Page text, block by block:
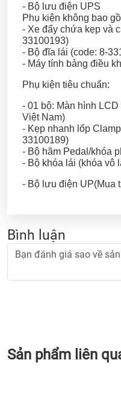
- Bộ lưu điện UPS
Phụ kiện không bao
- Xe đẩy chứa kẹp và
33100193)
- Bộ đĩa lái (code: 8-
- Máy tính bảng điều
Phụ kiện tiêu chuẩn:
- 01 bộ: Màn hình
Việt Nam)
- Kẹp nhanh lốp
33100189)
- Bộ hãm Pedal/khóa
- Bộ khóa lái (khóa vô
- Bộ lưu điện UP(Mua
Bình luận
Sản phẩm liên